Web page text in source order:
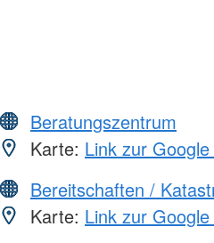
Beratungszentrum
Karte: Link zur
Bereitschaften /
Karte: Link zur